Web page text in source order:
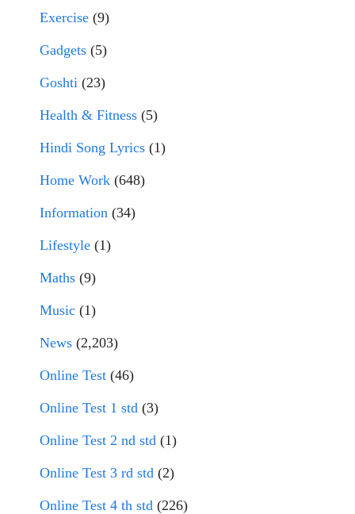
Exercise (9)
Gadgets (5)
Goshti (23)
Health & Fitness (5)
Hindi Song Lyrics (1)
Home Work (648)
Information (34)
Lifestyle (1)
Maths (9)
Music (1)
News (2,203)
Online Test (46)
Online Test 1 std (3)
Online Test 2 nd std (1)
Online Test 3 rd std (2)
Online Test 4 th std (226)